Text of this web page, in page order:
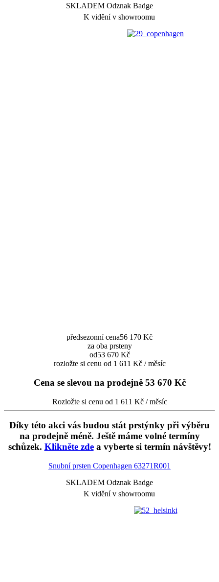
SKLADEM Odznak Badge
K vidění v showroomu
předsezonní cena56 170 Kč
za oba prsteny
od53 670 Kč
rozložte si cenu od 1 611 Kč / měsíc
Cena se slevou na prodejně 53 670 Kč
Rozložte si cenu od 1 611 Kč / měsíc
Díky této akci vás budou stát prstýnky při výběru
na prodejně méně. Ještě máme volné termíny
schůzek. Klikněte zdea vyberte si termín návštěvy!
Snubní prsten Copenhagen 63271R001
SKLADEM Odznak Badge
K vidění v showroomu